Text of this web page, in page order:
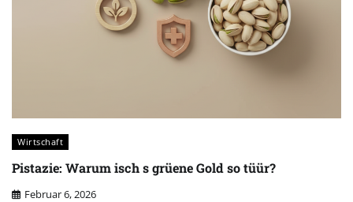
Wirtschaft
Pistazie: Warum isch s grüene Gold so tüür?
Februar 6, 2026